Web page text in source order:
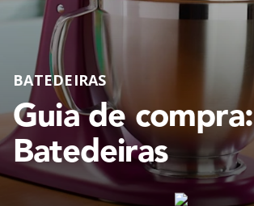
BATEDEIRAS
Guia de compra:
Batedeiras